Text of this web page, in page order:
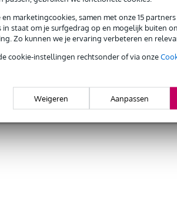
marketingcookies, samen met onze 15
staat om je surfgedrag op en mogelijk buiten
Zo kunnen we je ervaring verbeteren en
cookie-instellingen rechtsonder of via onze
Weigeren Aanpassen